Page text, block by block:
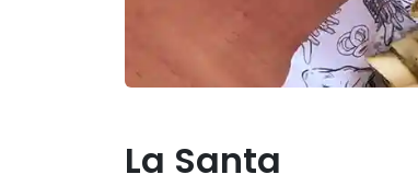
La Santa